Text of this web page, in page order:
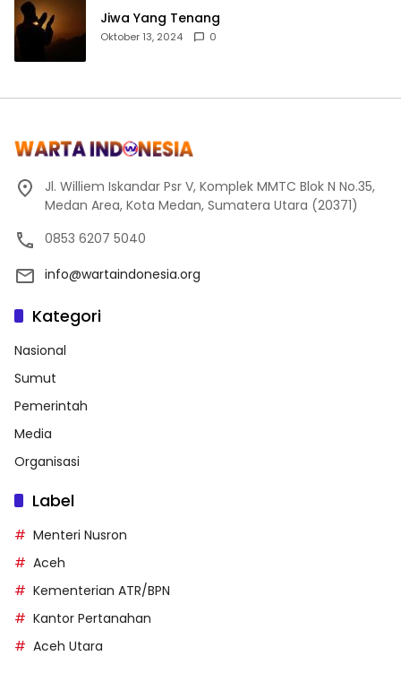
Jiwa Yang Tenang
Oktober 13, 2024 0
Jl. Williem Iskandar Psr V, Komplek MMTC Blok N No.35,
Medan Area, Kota Medan, Sumatera Utara (20371)
0853 6207 5040
info@wartaindonesia.org
Kategori
Nasional
Sumut
Pemerintah
Media
Organisasi
Label
Menteri Nusron
Aceh
Kementerian ATR/BPN
Kantor Pertanahan
Aceh Utara